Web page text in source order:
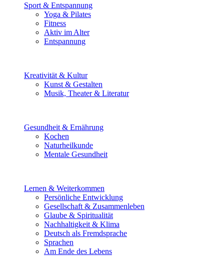
Sport & Entspannung
Yoga & Pilates
Fitness
Aktiv im Alter
Entspannung
Kreativität & Kultur
Kunst & Gestalten
Musik, Theater & Literatur
Gesundheit & Ernährung
Kochen
Naturheilkunde
Mentale Gesundheit
Lernen & Weiterkommen
Persönliche Entwicklung
Gesellschaft & Zusammenleben
Glaube & Spiritualität
Nachhaltigkeit & Klima
Deutsch als Fremdsprache
Sprachen
Am Ende des Lebens